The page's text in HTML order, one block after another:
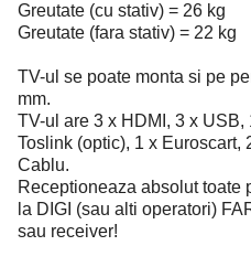
Greutate (cu stativ) = 26 kg
Greutate (fara stativ) = 22 kg
TV-ul se poate monta si pe
mm.
TV-ul are 3 x HDMI, 3 x
Toslink (optic), 1 x Euroscart,
Cablu.
Receptioneaza absolut toate
la DIGI (sau alti operatori)
sau receiver!